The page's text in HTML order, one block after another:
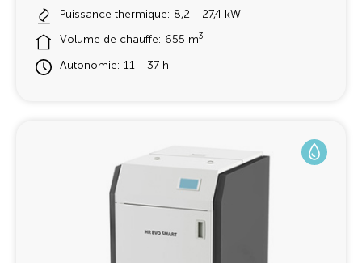
Puissance thermique: 8,2 - 27,4 kW
Volume de chauffe: 655 m3
Autonomie: 11 - 37 h